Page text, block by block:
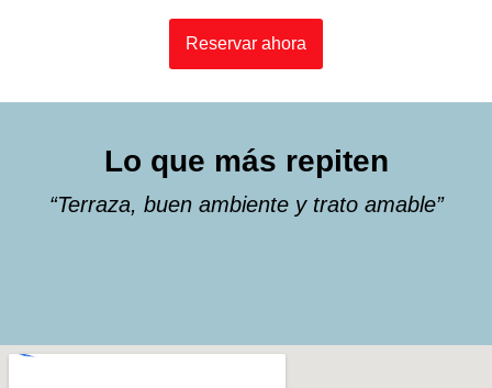
Reservar ahora
Lo que más repiten
“Terraza, buen ambiente y trato amable”